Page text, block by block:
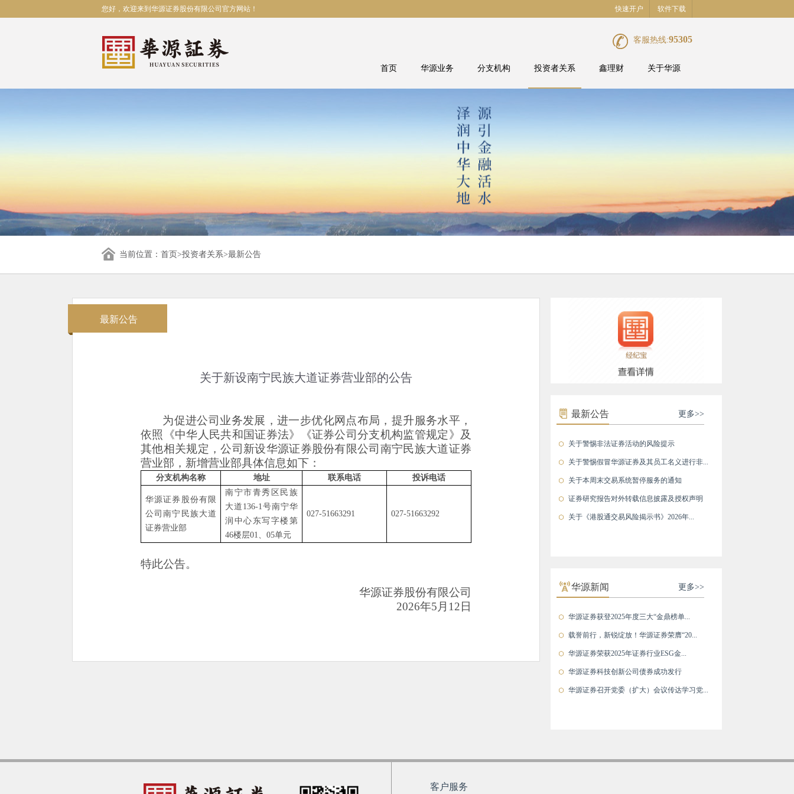
您好，欢迎来到华源证券股份有限公司官方网站！ 快速开户 软件下载
客服热线:95305
首页 华源业务 分支机构 投资者关系 鑫理财 关于华源
当前位置： 首页>投资者关系>最新公告
最新公告
关于新设南宁民族大道证券营业部的公告
为促进公司业务发展，进一步优化网点布局，提升服务水平，
依照《中华人民共和国证券法》《证券公司分支机构监管规定》及
其他相关规定，公司 新设华源证券股份有限公司 南宁民族大道证券
营业部， 新增营业部具体信息如下：
分支机构名称 地址 联系电话 投诉电话
华源证券股份有限
公司南宁民族大道
证券营业部
南宁市青秀区民族
大道 136-1号南宁华
润中心东写字楼第
46楼层01、05单元
027-51663291 027-51663292
特此公告。
华源证券股份有限公司
2026年5 月 12 日
最新公告 更多>>
关于警惕非法证券活动的风险提示
关于警惕假冒华源证券及其员工名义进行非...
关于本周末交易系统暂停服务的通知
证券研究报告对外转载信息披露及授权声明
关于《港股通交易风险揭示书》2026年...
华源新闻 更多>>
华源证券获登2025年度三大“金鼎榜单...
载誉前行，新锐绽放！华源证券荣膺“20...
华源证券荣获2025年证券行业ESG金...
华源证券科技创新公司债券成功发行
华源证券召开党委（扩大）会议传达学习党...
客户服务